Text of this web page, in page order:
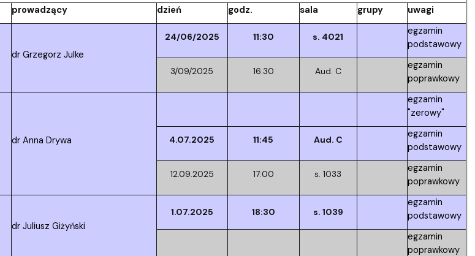
prowadzący dzień godz. sala grupy uwagi
dr Grzegorz Julke
24/06/2025 11:30 s. 4021
egzamin
podstawowy
3/09/2025 16:30 Aud. C
egzamin
poprawkowy
dr Anna Drywa
egzamin
"zerowy"
4.07.2025 11:45 Aud. C
egzamin
podstawowy
12.09.2025 17:00 s. 1033
egzamin
poprawkowy
dr Juliusz Giżyński
1.07.2025 18:30 s. 1039
egzamin
podstawowy
egzamin
poprawkowy